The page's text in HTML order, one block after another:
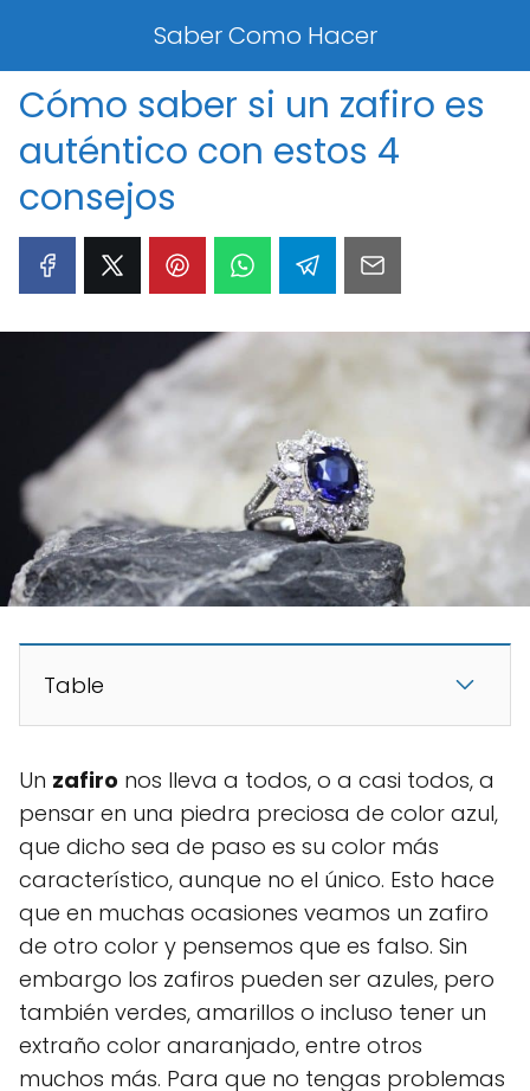
Saber Como Hacer
Cómo saber si un zafiro es
auténtico con estos 4
consejos
Table
Un zafiro nos lleva a todos, o a casi todos, a
pensar en una piedra preciosa de color azul,
que dicho sea de paso es su color más
característico, aunque no el único. Esto hace
que en muchas ocasiones veamos un zafiro
de otro color y pensemos que es falso. Sin
embargo los zafiros pueden ser azules, pero
también verdes, amarillos o incluso tener un
extraño color anaranjado, entre otros
muchos más. Para que no tengas problemas